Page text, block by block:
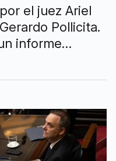
el juez Ariel
Pollicita.
informe
derivar en